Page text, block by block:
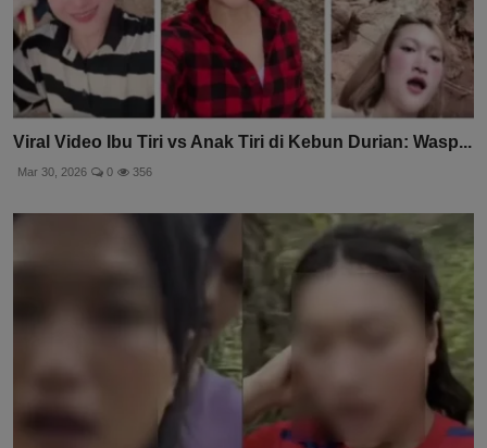
Viral Video Ibu Tiri vs Anak Tiri di Kebun Durian: Wasp...
Mar 30, 2026 0 356